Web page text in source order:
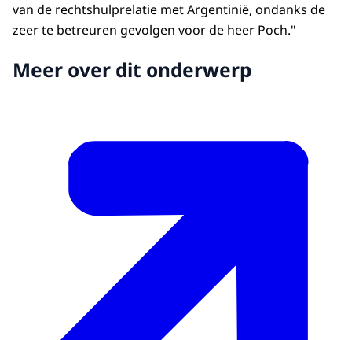
van de rechtshulprelatie met Argentinië, ondanks de
zeer te betreuren gevolgen voor de heer Poch."
Meer over dit onderwerp